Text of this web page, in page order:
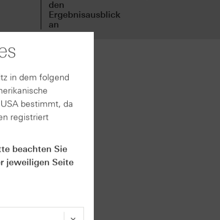
den
Ergebnisausblick
an
USA:
von
%
in dem folgend
bestimmt, da
registriert
beachten Sie
jeweiligen Seite